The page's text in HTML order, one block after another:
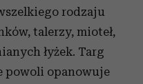
rodzaju
talerzy, mioteł,
łyżek. Targ
powoli opanowuje